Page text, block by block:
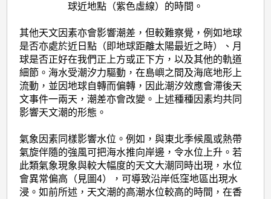
球近地點（紫色虛線）的時間。
其他天文因素亦會影響潮差，但較難察覺，例如地球
是否亦處於近日點（即地球距離太陽最近之時）、月
球是否正好在我們正上方或正下方，以及其他的軌道
細節。海水受潮汐力驅動，在島嶼之間及海底地形上
流動，並因地球自轉而偏轉，因此潮汐效應會滯後天
文事件一兩天，潮差亦會改變。上述種種因素均共同
影響天文潮的形態。
氣象因素同樣影響水位。例如，與東北季候風或熱帶
氣旋伴隨的強風可把海水推向岸邊，令水位上升。若
此類氣象現象與較大幅度的天文大潮同時出現，水位
會異常偏高（見圖4），可導致沿岸低窪地區出現水
浸。如前所述，天文潮的高潮水位較高的時間，在香